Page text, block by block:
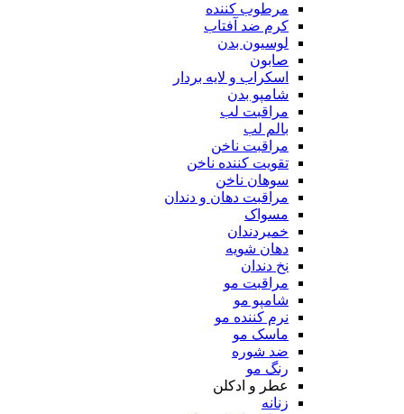
مرطوب کننده
کرم ضد آفتاب
لوسیون بدن
صابون
اسکراب و لایه بردار
شامپو بدن
مراقبت لب
بالم لب
مراقبت ناخن
تقویت کننده ناخن
سوهان ناخن
مراقبت دهان و دندان
مسواک
خمیردندان
دهان شویه
نخ دندان
مراقبت مو
شامپو مو
نرم کننده مو
ماسک مو
ضد شوره
رنگ مو
عطر و ادکلن
زنانه